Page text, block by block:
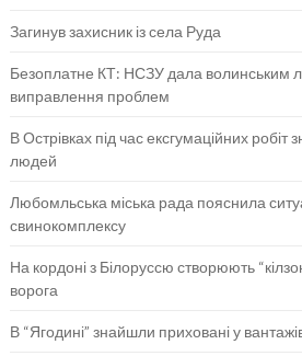
Загинув захисник із села Руда
Безоплатне КТ: НСЗУ дала волинським
виправлення проблем
В Острівках під час ексгумаційних робіт
людей
Любомльська міська рада пояснила
свинокомплексу
На кордоні з Білоруссю створюють
ворога
В “Ягодині” знайшли приховані у